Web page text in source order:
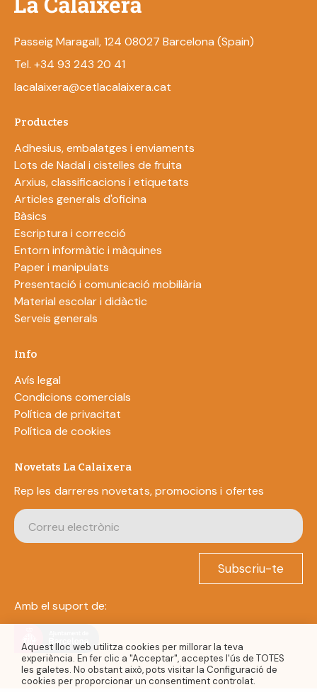
Passeig Maragall, 124 08027 Barcelona (Spain)
Tel. +34 93 243 20 41
lacalaixera@cetlacalaixera.cat
Productes
Adhesius, embalatges i enviaments
Lots de Nadal i cistelles de fruita
Arxius, classificacions i etiquetats
Articles generals d'oficina
Bàsics
Escriptura i correcció
Entorn informàtic i màquines
Paper i manipulats
Presentació i comunicació mobiliària
Material escolar i didàctic
Serveis generals
Info
Avís legal
Condicions comercials
Política de privacitat
Política de cookies
Novetats La Calaixera
Rep les darreres novetats, promocions i ofertes
Subscriu-te
Amb el suport de:
Aquest lloc web utilitza cookies per millorar la teva
experiència. En fer clic a "Acceptar", acceptes l'ús de TOTES
les galetes. No obstant això, pots visitar la Configuració de
cookies per proporcionar un consentiment controlat.